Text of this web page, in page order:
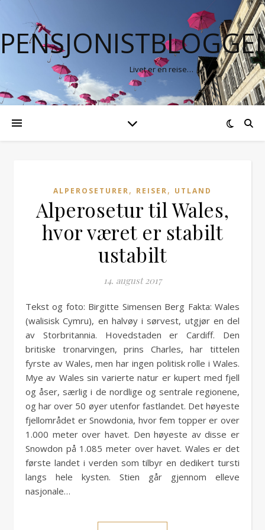
Livet er en reise…
ALPEROSETURER, REISER, UTLAND
Alperosetur til Wales,
hvor været er stabilt
ustabilt
14. august 2017
Tekst og foto: Birgitte Simensen Berg Fakta: Wales
(walisisk Cymru), en halvøy i sørvest, utgjør en del
av Storbritannia. Hovedstaden er Cardiff. Den
britiske tronarvingen, prins Charles, har tittelen
fyrste av Wales, men har ingen politisk rolle i Wales.
Mye av Wales sin varierte natur er kupert med fjell
og åser, særlig i de nordlige og sentrale regionene,
og har over 50 øyer utenfor fastlandet. Det høyeste
fjellområdet er Snowdonia, hvor fem topper er over
1.000 meter over havet. Den høyeste av disse er
Snowdon på 1.085 meter over havet. Wales er det
første landet i verden som tilbyr en dedikert tursti
langs hele kysten. Stien går gjennom elleve
nasjonale…